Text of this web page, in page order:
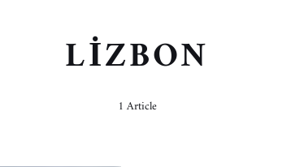
LIZBON
1 Article